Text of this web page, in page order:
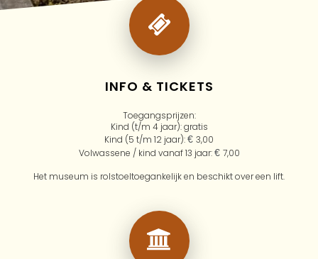
INFO & TICKETS
Toegangsprijzen:
Kind (t/m 4 jaar): gratis
Kind (5 t/m 12 jaar):€ 3,00
Volwassene / kind vanaf 13 jaar:€ 7,00
Het museum is rolstoeltoegankelijk en beschikt over een lift.